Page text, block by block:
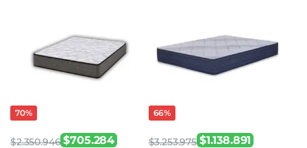
70%
$2.350.946 $705.284
66%
$3.253.975 $1.138.891